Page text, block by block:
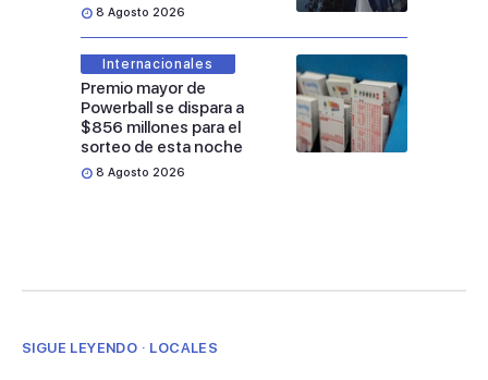
8 Agosto 2026
Internacionales
Premio mayor de
Powerball se dispara a
$856 millones para el
sorteo de esta noche
8 Agosto 2026
SIGUE LEYENDO · LOCALES